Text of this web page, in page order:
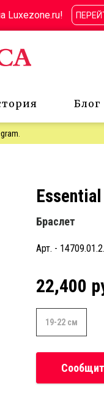
Luxezone.ru!
Блог
Essential
Браслет
Арт. -
22,400
19-22 см